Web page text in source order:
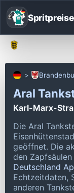
Aral
Karl-Marx-
Die Aral
geöffnet. Die
den
Deutschland
Echtzeitdaten,
anderen